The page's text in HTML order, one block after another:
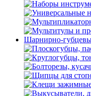
Шарнирно-